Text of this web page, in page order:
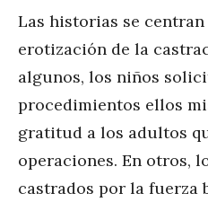
Las historias se
erotización de la
algunos, los niños
procedimientos ellos
gratitud a los adultos
operaciones. En otros,
castrados por la fuerza